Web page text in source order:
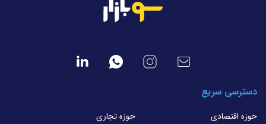
دسترسی سریع
حوزه اقتصادی
حوزه تجاری